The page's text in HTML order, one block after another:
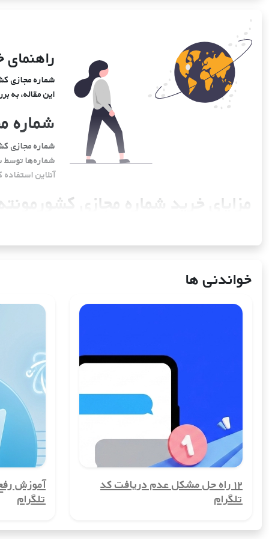
شماره مجازی
این مقاله، به
شماره
شماره مجازی
شماره‌ها توسط
آنلاین
مزایای خرید شماره مجازی
یکی از بزرگ‌ترین مزایای شماره مجازی کشورمونته‌نگرو، حفظ حریم
شماره مجازی کشورمونته‌نگرو به شما این امکان را می‌دهد تا چندین
تفکیک کنند، بسیار مفید است.
شماره مجازی کشورمونته‌نگرو می‌تواند هزینه‌های ارتباطی شما را کاهش
روش‌های معمول انجام دهید.
بسیاری از سرویس‌های آنلاین و شبکه‌های اجتماعی برای ثبت‌نام به
شماره مجازی کشورمونته‌نگرو به افزایش امنیت شما کمک می‌کند. با این
خواندنی ها
۱۲ راه حل مشکل عدم دریافت کد
تلگرام
آموزش
تلگرام